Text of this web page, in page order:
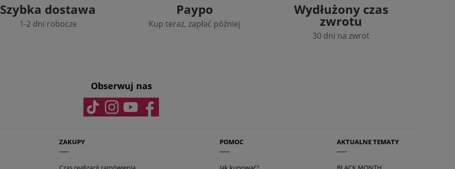
Szybka dostawa
1-2 dni robocze
Paypo
Kup teraz, zapłać później
Wydłużony czas
zwrotu
30 dni na zwrot
Obserwuj nas
ZAKUPY POMOC AKTUALNE TEMATY